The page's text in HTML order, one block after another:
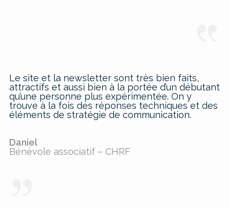
Le site et la newsletter sont très bien faits,
attractifs et aussi bien à la portée d’un débutant
qu’une personne plus expérimentée. On y
trouve à la fois des réponses techniques et des
éléments de stratégie de communication.
Daniel
Bénévole associatif – CHRF